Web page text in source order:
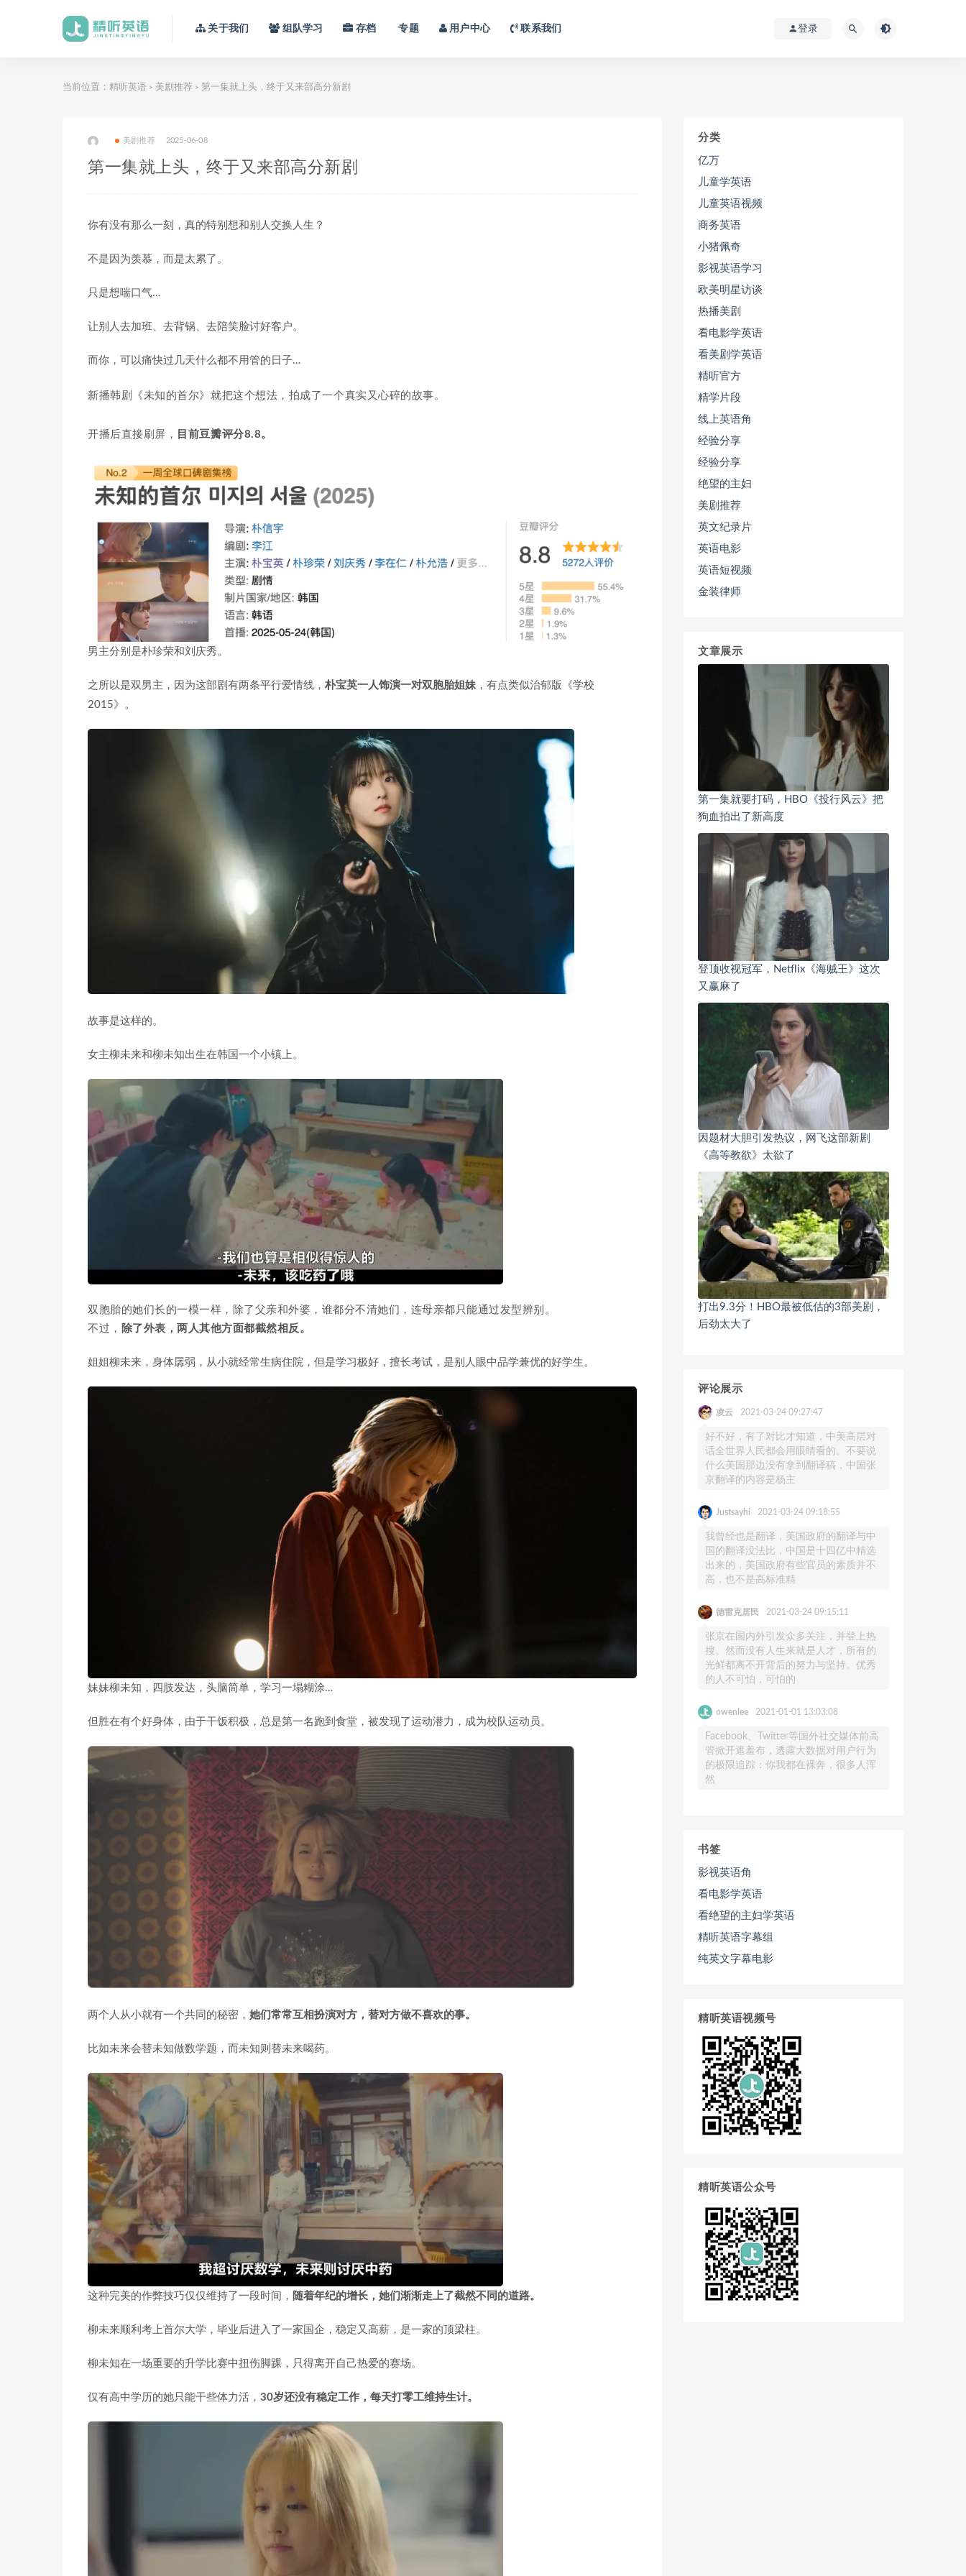
关于我们 组队学习 存档 专题 用户中心 联系我们 登录
当前位置： 精听英语 > 美剧推荐 > 第一集就上头，终于又来部高分新剧
美剧推荐 2025-06-08
第一集就上头，终于又来部高分新剧
你有没有那么一刻，真的特别想和别人交换人生？
不是因为羡慕，而是太累了。
只是想喘口气…
让别人去加班、去背锅、去陪笑脸讨好客户。
而你，可以痛快过几天什么都不用管的日子…
新播韩剧《未知的首尔》就把这个想法，拍成了一个真实又心碎的故事。
开播后直接刷屏， 目前豆瓣评分8.8。
男主分别是朴珍荣和刘庆秀。
之所以是双男主，因为这部剧有两条平行爱情线， 朴宝英一人饰演一对双胞胎姐妹 ，有点类似治郁版《学校
2015》。
故事是这样的。
女主柳未来和柳未知出生在韩国一个小镇上。
双胞胎的她们长的一模一样，除了父亲和外婆，谁都分不清她们，连母亲都只能通过发型辨别。
不过， 除了外表，两人其他方面都截然相反。
姐姐柳未来，身体孱弱，从小就经常生病住院，但是学习极好，擅长考试，是别人眼中品学兼优的好学生。
妹妹柳未知，四肢发达，头脑简单，学习一塌糊涂…
但胜在有个好身体，由于干饭积极，总是第一名跑到食堂，被发现了运动潜力，成为校队运动员。
两个人从小就有一个共同的秘密， 她们常常互相扮演对方，替对方做不喜欢的事。
比如未来会替未知做数学题，而未知则替未来喝药。
这种完美的作弊技巧仅仅维持了一段时间， 随着年纪的增长，她们渐渐走上了截然不同的道路。
柳未来顺利考上首尔大学，毕业后进入了一家国企，稳定又高薪，是一家的顶梁柱。
柳未知在一场重要的升学比赛中扭伤脚踝，只得离开自己热爱的赛场。
仅有高中学历的她只能干些体力活， 30岁还没有稳定工作，每天打零工维持生计。
分类
亿万
儿童学英语
儿童英语视频
商务英语
小猪佩奇
影视英语学习
欧美明星访谈
热播美剧
看电影学英语
看美剧学英语
精听官方
精学片段
线上英语角
经验分享
经验分享
绝望的主妇
美剧推荐
英文纪录片
英语电影
英语短视频
金装律师
文章展示
第一集就要打码，HBO《投行风云》把
狗血拍出了新高度
登顶收视冠军，Netflix《海贼王》这次
又赢麻了
因题材大胆引发热议，网飞这部新剧
《高等教欲》太欲了
打出9.3分！HBO最被低估的3部美剧，
后劲太大了
评论展示
凌云 2021-03-24 09:27:47
好不好，有了对比才知道，中美高层对
话全世界人民都会用眼睛看的。不要说
什么美国那边没有拿到翻译稿，中国张
京翻译的内容是杨主
Justsayhi 2021-03-24 09:18:55
我曾经也是翻译，美国政府的翻译与中
国的翻译没法比，中国是十四亿中精选
出来的，美国政府有些官员的素质并不
高，也不是高标准精
德雷克居民 2021-03-24 09:15:11
张京在国内外引发众多关注，并登上热
搜。然而没有人生来就是人才，所有的
光鲜都离不开背后的努力与坚持。优秀
的人不可怕，可怕的
owenlee 2021-01-01 13:03:08
Facebook、Twitter等国外社交媒体前高
管掀开遮羞布，透露大数据对用户行为
的极限追踪：你我都在裸奔，很多人浑
然
书签
影视英语角
看电影学英语
看绝望的主妇学英语
精听英语字幕组
纯英文字幕电影
精听英语视频号
精听英语公众号